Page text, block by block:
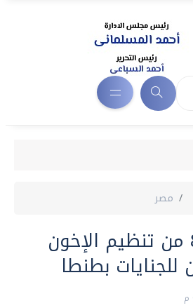
مصر
تجديد حبس 8 من تنظيم الإخون